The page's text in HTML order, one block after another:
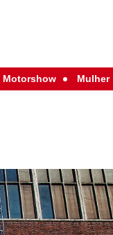
Motorshow Mulher